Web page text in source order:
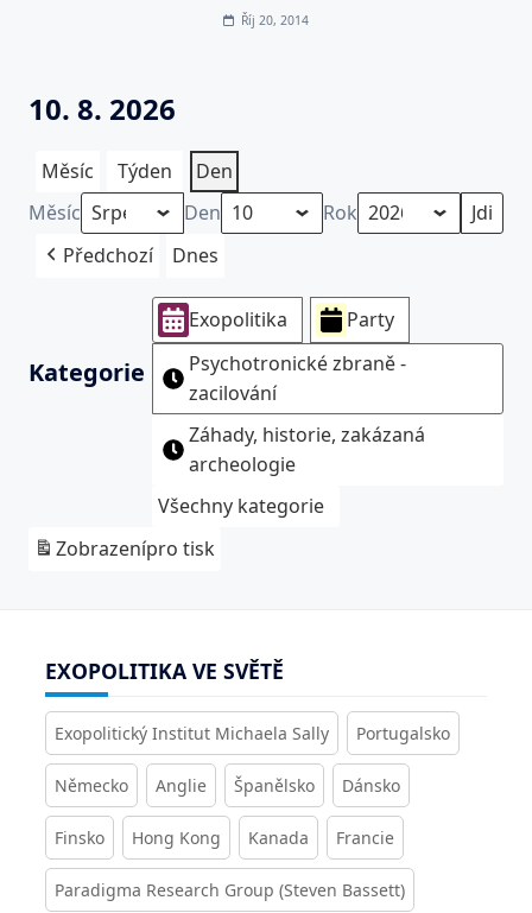
Říj 20, 2014
10. 8. 2026
Měsíc Týden
Den
Měsíc
Den
Rok
Předchozí
Dnes
Kategorie
Exopolitika
Party
Psychotronické zbraně -
zacilování
Záhady, historie, zakázaná
archeologie
Všechny kategorie
Zobrazenípro tisk
EXOPOLITIKA VE SVĚTĚ
Exopolitický Institut Michaela Sally Portugalsko
Německo Anglie Španělsko Dánsko
Finsko Hong Kong Kanada Francie
Paradigma Research Group (Steven Bassett)